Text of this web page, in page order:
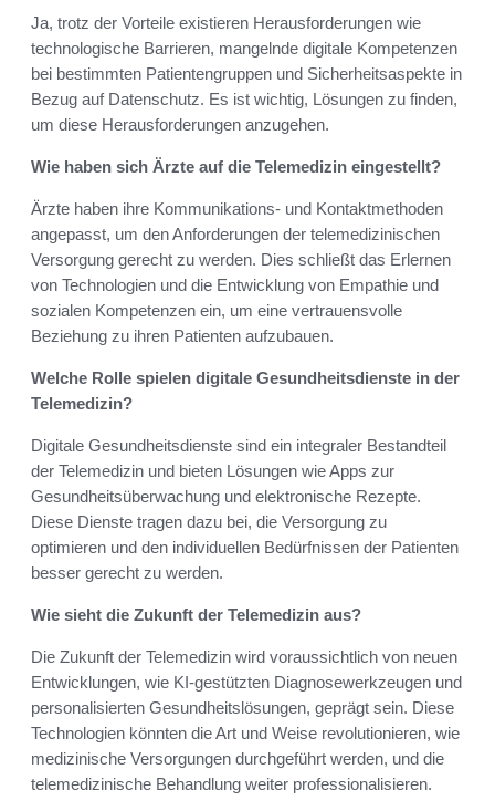
Ja, trotz der Vorteile existieren Herausforderungen wie
technologische Barrieren, mangelnde digitale Kompetenzen
bei bestimmten Patientengruppen und Sicherheitsaspekte in
Bezug auf Datenschutz. Es ist wichtig, Lösungen zu finden,
um diese Herausforderungen anzugehen.
Wie haben sich Ärzte auf die Telemedizin eingestellt?
Ärzte haben ihre Kommunikations- und Kontaktmethoden
angepasst, um den Anforderungen der telemedizinischen
Versorgung gerecht zu werden. Dies schließt das Erlernen
von Technologien und die Entwicklung von Empathie und
sozialen Kompetenzen ein, um eine vertrauensvolle
Beziehung zu ihren Patienten aufzubauen.
Welche Rolle spielen digitale Gesundheitsdienste in der
Telemedizin?
Digitale Gesundheitsdienste sind ein integraler Bestandteil
der Telemedizin und bieten Lösungen wie Apps zur
Gesundheitsüberwachung und elektronische Rezepte.
Diese Dienste tragen dazu bei, die Versorgung zu
optimieren und den individuellen Bedürfnissen der Patienten
besser gerecht zu werden.
Wie sieht die Zukunft der Telemedizin aus?
Die Zukunft der Telemedizin wird voraussichtlich von neuen
Entwicklungen, wie KI-gestützten Diagnosewerkzeugen und
personalisierten Gesundheitslösungen, geprägt sein. Diese
Technologien könnten die Art und Weise revolutionieren, wie
medizinische Versorgungen durchgeführt werden, und die
telemedizinische Behandlung weiter professionalisieren.